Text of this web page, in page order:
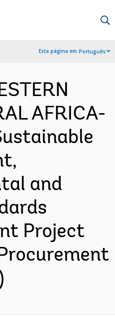
Esta página em:Português
AFRICA-
and
Project